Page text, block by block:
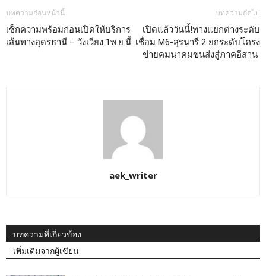
บทความก่อนหน้านี้
เช็กความพร้อมก่อนเปิดให้บริการ
เส้นทางอุดรธานี – วังเวียง 1พ.ย.นี้
บทความถัดไป
เปิดแล้ววันนี้!ทางแยกต่างระดับ
เชื่อม M6-สุรนารี 2 ยกระดับโครง
ข่ายคมนาคมขนส่งสู่ภาคอีสาน
aek_writer
บทความที่เกี่ยวข้อง
เพิ่มเติมจากผู้เขียน